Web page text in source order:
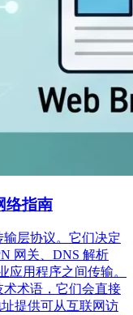
络指南
输层协议。它们决定
网关、DNS 解析
应用程序之间传输。
术术语，它们会直接
提供可从互联网访